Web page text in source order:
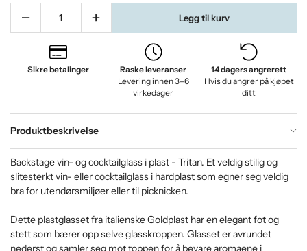
Legg til kurv
Sikre betalinger
Raske leveranser
Levering innen 3–6
virkedager
14 dagers angrerett
Hvis du angrer på kjøpet
ditt
Produktbeskrivelse
Backstage vin- og cocktailglass i plast - Tritan. Et veldig stilig og
slitesterkt vin- eller cocktailglass i hardplast som egner seg veldig
bra for utendørsmiljøer eller til picknicken.
Dette plastglasset fra italienske Goldplast har en elegant fot og
stett som bærer opp selve glasskroppen. Glasset er avrundet
nederst og samler seg mot toppen for å bevare aromaene i